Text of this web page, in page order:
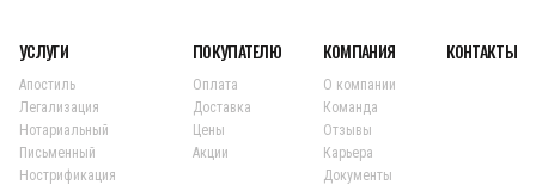
УСЛУГИ
Апостиль
Легализация
Нотариальный
Письменный
Нострификация
ПОКУПАТЕЛЮ
Оплата
Доставка
Цены
Акции
КОМПАНИЯ
О компании
Команда
Отзывы
Карьера
Документы
КОНТАКТЫ